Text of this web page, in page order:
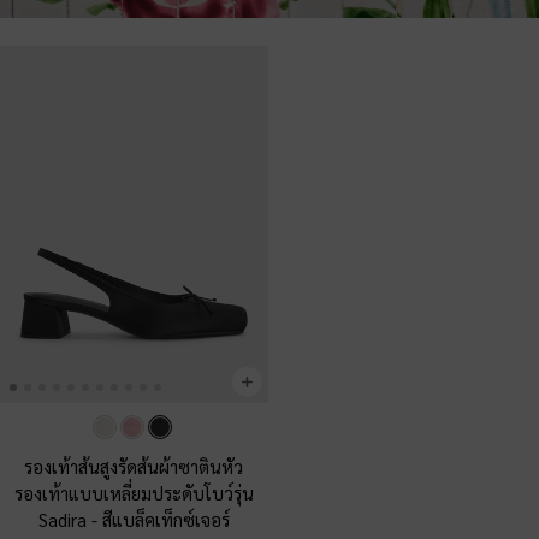
รองเท้าส้นสูงรัดส้นผ้าซาตินหัว
รองเท้าแบบเหลี่ยมประดับโบว์รุ่น
Sadira - สีแบล็คเท็กซ์เจอร์